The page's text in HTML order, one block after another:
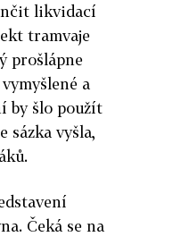
likvidací
tramvaje
prošlápne
a
by šlo použít
sázka vyšla,
Čeká se na